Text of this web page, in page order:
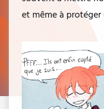
et même à